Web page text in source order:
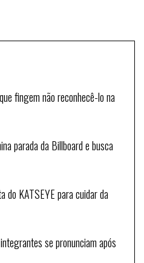
fingem não reconhecê-lo na
parada da Billboard e busca
do KATSEYE para cuidar da
se pronunciam após